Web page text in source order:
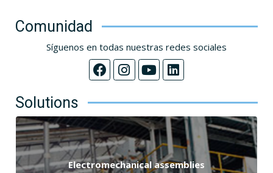
Comunidad
Síguenos en todas nuestras redes sociales
Solutions
Electromechanical assemblies